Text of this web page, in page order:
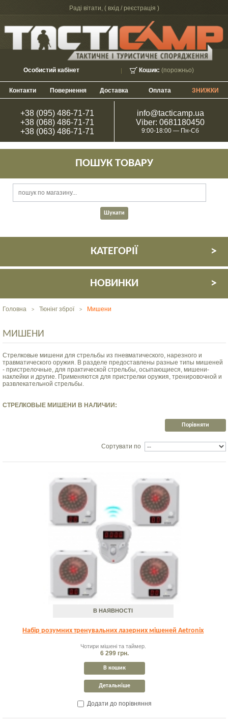
Раді вітати, ( вхід / реєстрація )
Кошик: (порожньо)
Особистий кабінет
Контакти Повернення Доставка Оплата ЗНИЖКИ
+38 (095) 486-71-71
+38 (068) 486-71-71
+38 (063) 486-71-71
info@tacticamp.ua
Viber: 0681180450
9:00-18:00 — Пн-Сб
ПОШУК ТОВАРУ
КАТЕГОРІЇ
НОВИНКИ
Головна > Тюнінг зброї > Мишени
МИШЕНИ
Стрелковые мишени для стрельбы из пневматического, нарезного и
травматического оружия. В разделе предоставлены разные типы мишеней
- пристрелочные, для практической стрельбы, осыпающиеся, мишени-
наклейки и другие. Применяются для пристрелки оружия, тренировочной и
развлекательной стрельбы.
СТРЕЛКОВЫЕ МИШЕНИ В НАЛИЧИИ:
Сортувати по
В НАЯВНОСТІ
Набір розумних тренувальних лазерних мішеней Aetronix
Чотири мішені та таймер.
6 299 грн.
В кошик
Детальніше
Додати до порівняння